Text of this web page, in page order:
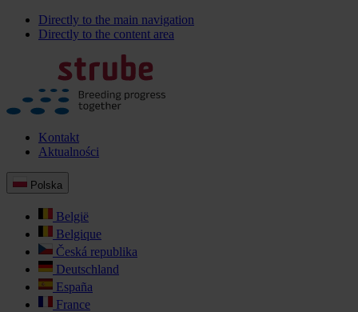
Directly to the main navigation
Directly to the content area
Kontakt
Aktualności
Polska
België
Belgique
Česká republika
Deutschland
España
France